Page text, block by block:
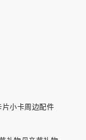
片小卡周边配件